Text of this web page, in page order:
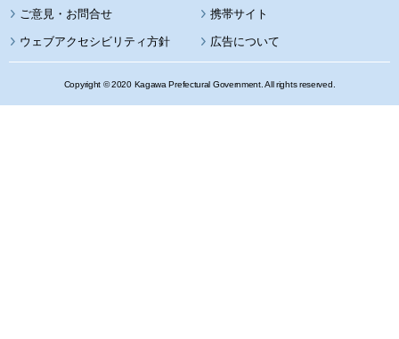
携帯サイト
ウェブアクセシビリティ方針 広告について
Copyright © 2020 Kagawa Prefectural Government. All rights reserved.